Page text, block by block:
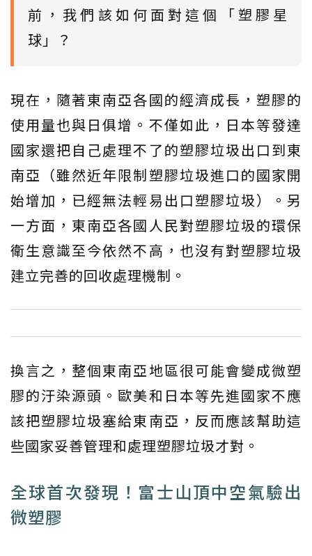
前，我們該如何面對這個「塑膠星
球」？
現在，隨著東南亞各國的經濟成長，塑膠的
使用量也與日俱增。不僅如此，日本等發達
國家還把自己處理不了的塑膠垃圾出口到東
南亞（雖然近年限制塑膠垃圾進口的國家開
始增加，已經無法輕易出口塑膠垃圾）。另
一方面，東南亞各國人民對塑膠垃圾的環保
衛生意識至今依然不高，也沒有對塑膠垃圾
建立完善的回收處理機制。
換言之，整個東南亞地區很可能會變成微塑
膠的汙染源頭。歐美和日本等先進國家不應
該把塑膠垃圾塞給東南亞，反而應該幫助這
些國家妥善管理和處理塑膠垃圾才對。
全球首次發現！富士山頂中空氣驗出
微塑膠